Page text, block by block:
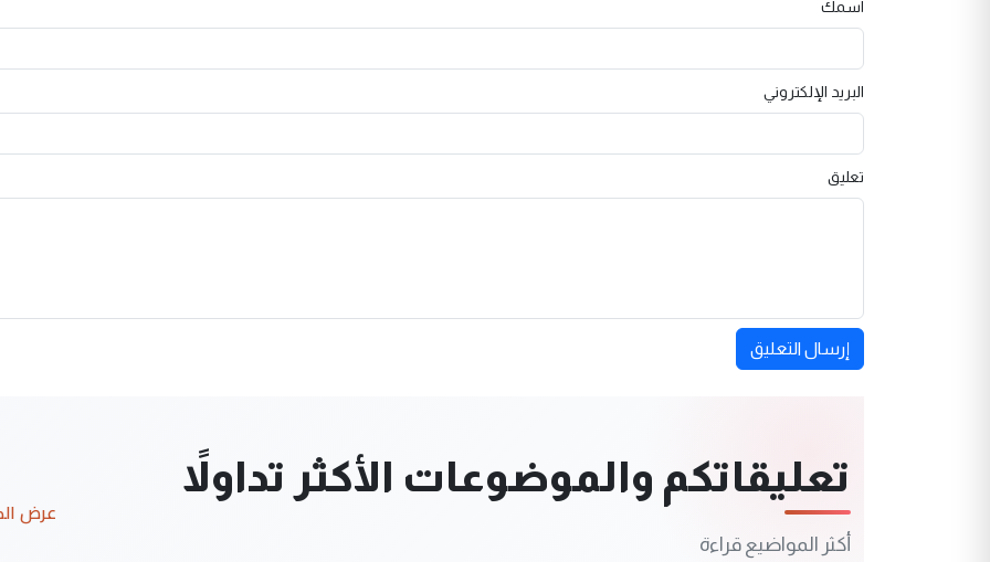
اسمك
البريد الإلكتروني
تعليق
إرسال التعليق
تعليقاتكم والموضوعات الأكثر تداولاً
أكثر المواضيع قراءة
عرض